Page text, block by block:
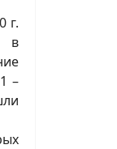
г.
в
–